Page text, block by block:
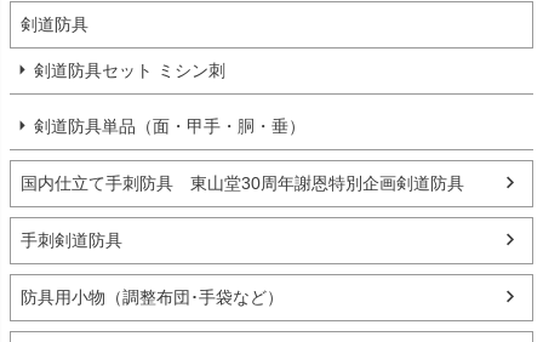
剣道防具
剣道防具セット ミシン刺
剣道防具単品（面・甲手・胴・垂）
国内仕立て手刺防具 東山堂30周年謝恩特別企画剣道防具
手刺剣道防具
防具用小物（調整布団･手袋など）